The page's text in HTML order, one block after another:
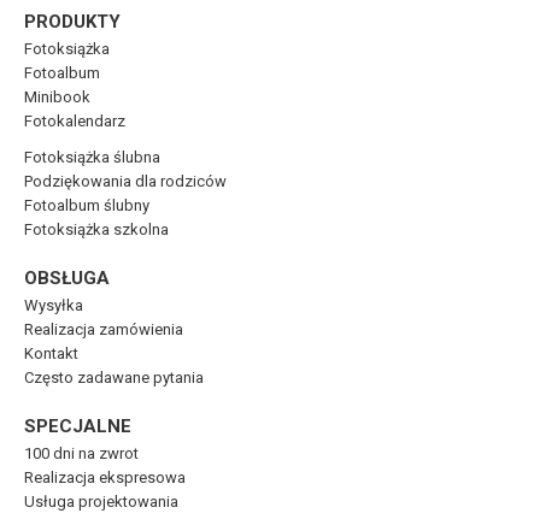
PRODUKTY
Fotoksiążka
Fotoalbum
Minibook
Fotokalendarz
Fotoksiążka ślubna
Podziękowania dla rodziców
Fotoalbum ślubny
Fotoksiążka szkolna
OBSŁUGA
Wysyłka
Realizacja zamówienia
Kontakt
Często zadawane pytania
SPECJALNE
100 dni na zwrot
Realizacja ekspresowa
Usługa projektowania